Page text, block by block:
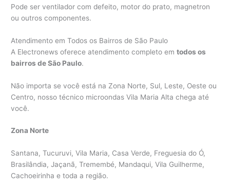
Pode ser ventilador com defeito, motor do prato, magnetron
ou outros componentes.
Atendimento em Todos os Bairros de São Paulo
A Electronews oferece atendimento completo emtodos os
bairros de São Paulo.
Não importa se você está na Zona Norte, Sul, Leste, Oeste ou
Centro, nosso técnico microondas Vila Maria Alta chega até
você.
Zona Norte
Santana, Tucuruvi, Vila Maria, Casa Verde, Freguesia do Ó,
Brasilândia, Jaçanã, Tremembé, Mandaqui, Vila Guilherme,
Cachoeirinha e toda a região.